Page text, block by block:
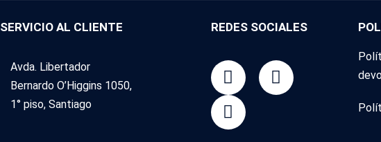
SERVICIO AL CLIENTE
Avda. Libertador
Bernardo O’Higgins 1050,
1° piso, Santiago
REDES SOCIALES